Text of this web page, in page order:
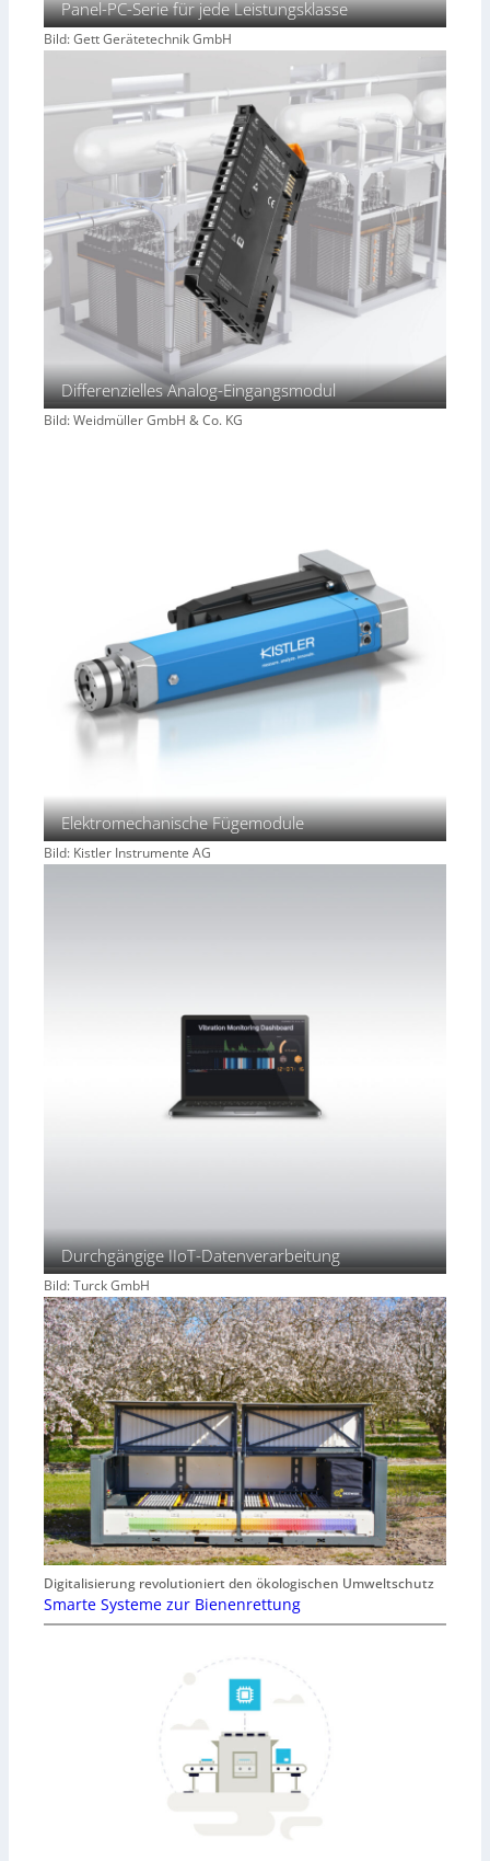
Panel-PC-Serie für jede Leistungsklasse
Bild: Gett Gerätetechnik GmbH
Differenzielles Analog-Eingangsmodul
Bild: Weidmüller GmbH & Co. KG
Elektromechanische Fügemodule
Bild: Kistler Instrumente AG
Durchgängige IIoT-Datenverarbeitung
Bild: Turck GmbH
Digitalisierung revolutioniert den ökologischen Umweltschutz
Smarte Systeme zur Bienenrettung